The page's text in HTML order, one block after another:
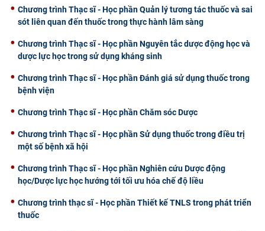
Chương trình Thạc sĩ - Học phần Quản lý tương tác thuốc và sai
sót liên quan đến thuốc trong thực hành lâm sàng
Chương trình Thạc sĩ - Học phần Nguyên tắc dược động học và
dược lực học trong sử dụng kháng sinh
Chương trình Thạc sĩ - Học phần Đánh giá sử dụng thuốc trong
bệnh viện
Chương trình Thạc sĩ - Học phần Chăm sóc Dược
Chương trình Thạc sĩ - Học phần Sử dụng thuốc trong điều trị
một số bệnh xã hội
Chương trình Thạc sĩ - Học phần Nghiên cứu Dược động
học/Dược lực học hướng tới tối ưu hóa chế độ liều
Chương trình thạc sĩ - Học phần Thiết kế TNLS trong phát triển
thuốc